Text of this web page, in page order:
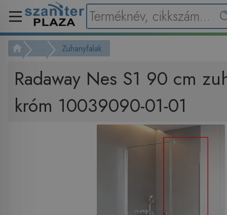
... Zuhanyfalak
Radaway Nes S1 90 cm
króm 10039090-01-01